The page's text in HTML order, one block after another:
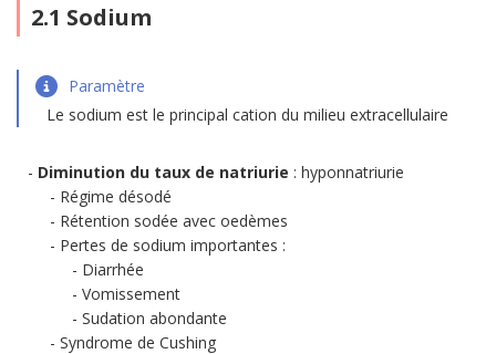
2.1 Sodium
Paramètre
Le sodium est le principal cation du milieu extracellulaire
Diminution du taux de natriurie : hyponnatriurie
Régime désodé
Rétention sodée avec oedèmes
Pertes de sodium importantes :
Diarrhée
Vomissement
Sudation abondante
Syndrome de Cushing